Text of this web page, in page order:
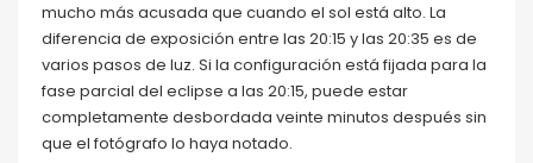
mucho más acusada que cuando el sol está alto. La
diferencia de exposición entre las 20:15 y las 20:35 es de
varios pasos de luz. Si la configuración está fijada para la
fase parcial del eclipse a las 20:15, puede estar
completamente desbordada veinte minutos después sin
que el fotógrafo lo haya notado.